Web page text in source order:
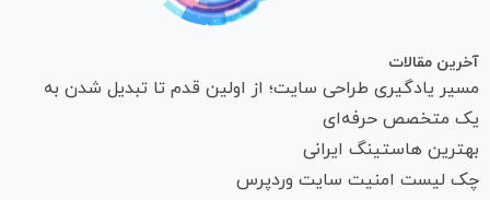
آخرین مقالات
مسیر یادگیری طراحی سایت؛ از اولین قدم تا تبدیل شدن به
یک متخصص حرفه‌ای
بهترین هاستینگ ایرانی
چک لیست امنیت سایت وردپرس